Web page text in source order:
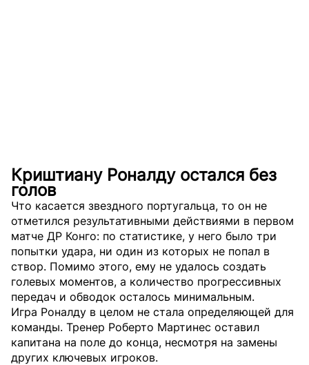
Криштиану Роналду остался без
голов
Что касается звездного португальца, то он не
отметился результативными действиями в первом
матче ДР Конго: по статистике, у него было три
попытки удара, ни один из которых не попал в
створ. Помимо этого, ему не удалось создать
голевых моментов, а количество прогрессивных
передач и обводок осталось минимальным.
Игра Роналду в целом не стала определяющей для
команды. Тренер Роберто Мартинес оставил
капитана на поле до конца, несмотря на замены
других ключевых игроков.